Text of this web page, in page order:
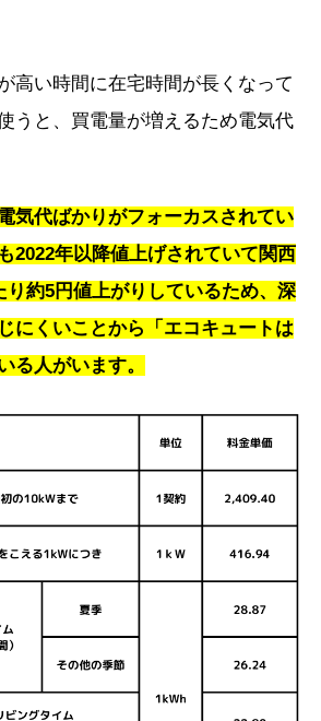
高い時間に在宅時間が長くなって
うと、買電量が増えるため電気代
気代ばかりがフォーカスされてい
2022年以降値上げされていて関西
り約5円値上がりしているため、深
にくいことから「エコキュートは
る人がいます。